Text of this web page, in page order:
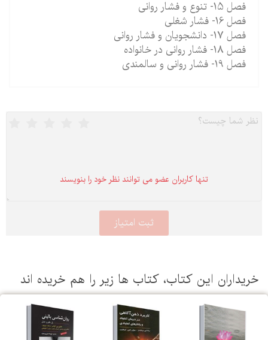
فصل 15- تنوع و فشار روانی
فصل 16- فشار شغلی
فصل 17- دانشجویان و فشار روانی
فصل 18- فشار روانی در خانواده
فصل 19- فشار روانی و سالمندی
تنها كاربران عضو می توانند نظر خود را بنویسند
این كتاب، كتاب ها زیر را هم خریده اند